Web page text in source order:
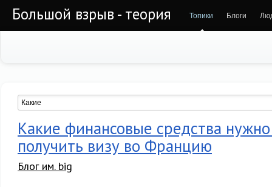
Большой взрыв - теория Топики Блоги
Какие финансовые средства
получить визу во Францию
Блог им. big